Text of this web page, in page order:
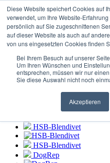
Diese Website speichert Cookies auf
verwendet, um Ihre Website-
persönlich auf Sie zugeschnittenen
auf dieser Website als auch auf
von uns eingesetzten Cookies finden
Bei Ihrem Besuch auf unserer
Um Ihren Wünschen und
entsprechen, müssen wir nur
Sie diese Auswahl nicht noch
Akzeptieren
Login toHSB-Blendivet Portal
HSB-Blendivet
DogRep
DogRep
DogStock
DogStock
HSB-Blendivet
HSB-Blendivet
DogRep